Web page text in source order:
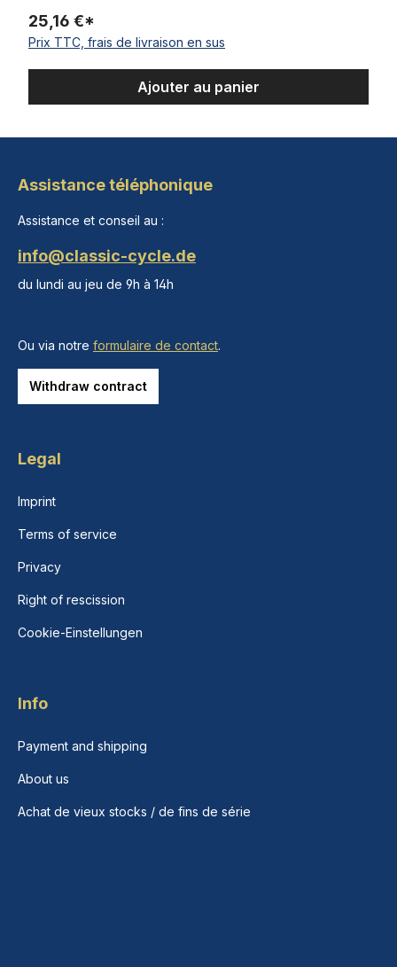
25,16 €*
Prix TTC, frais de livraison en sus
Ajouter au panier
Assistance téléphonique
Assistance et conseil au :
info@classic-cycle.de
du lundi au jeu de 9h à 14h
Ou via notre formulaire de contact.
Withdraw contract
Legal
Imprint
Terms of service
Privacy
Right of rescission
Cookie-Einstellungen
Info
Payment and shipping
About us
Achat de vieux stocks / de fins de série